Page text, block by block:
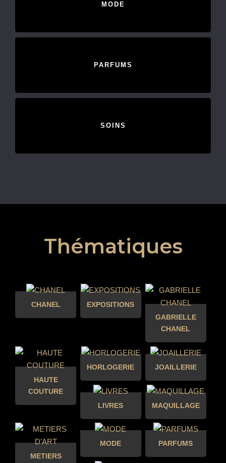
MODE
PARFUMS
SOINS
Thématiques
CHANEL
EXPOSITIONS
GABRIELLE
CHANEL
HAUTE
COUTURE
HORLOGERIE JOAILLERIE
LIVRES MAQUILLAGE
METIERS
MODE PARFUMS